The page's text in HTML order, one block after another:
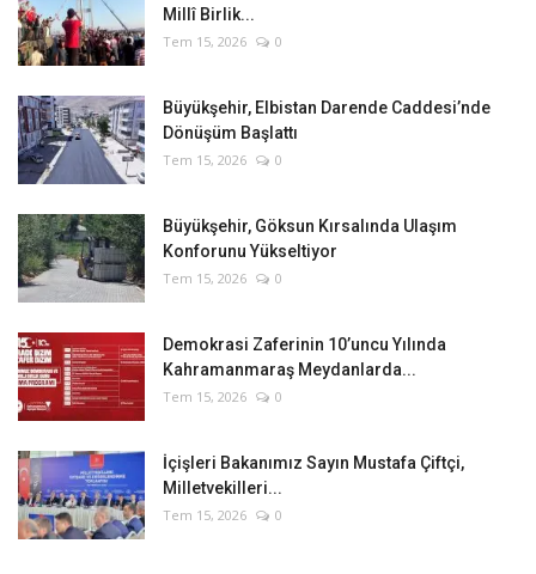
Millî Birlik...
Tem 15, 2026 0
Büyükşehir, Elbistan Darende Caddesi’nde
Dönüşüm Başlattı
Tem 15, 2026 0
Büyükşehir, Göksun Kırsalında Ulaşım
Konforunu Yükseltiyor
Tem 15, 2026 0
Demokrasi Zaferinin 10’uncu Yılında
Kahramanmaraş Meydanlarda...
Tem 15, 2026 0
İçişleri Bakanımız Sayın Mustafa Çiftçi,
Milletvekilleri...
Tem 15, 2026 0